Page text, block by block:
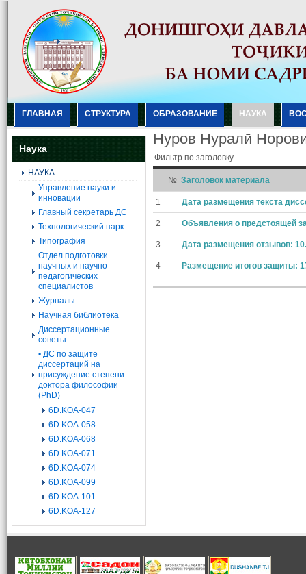
ГЛАВНАЯ СТРУКТУРА ОБРАЗОВАНИЕ НАУКА
Наука
НАУКА
Управление науки и
инновации
Главный секретарь ДС
Технологический парк
Типография
Отдел подготовки
научных и научно-
педагогических
специалистов
Журналы
Научная библиотека
Диссертационные
советы
• ДС по защите
диссертаций на
присуждение степени
доктора философии
(PhD)
6D.KOA-047
6D.KOA-058
6D.KOA-068
6D.KOA-071
6D.KOA-074
6D.KOA-099
6D.KOA-101
6D.KOA-127
Нуров Нуралӣ
Фильтр по заголовку
№ Заголовок материала
1 Дата размещения текста
2 Объявления о предстоящей
3 Дата размещения отзывов:
4 Размещение итогов защиты: